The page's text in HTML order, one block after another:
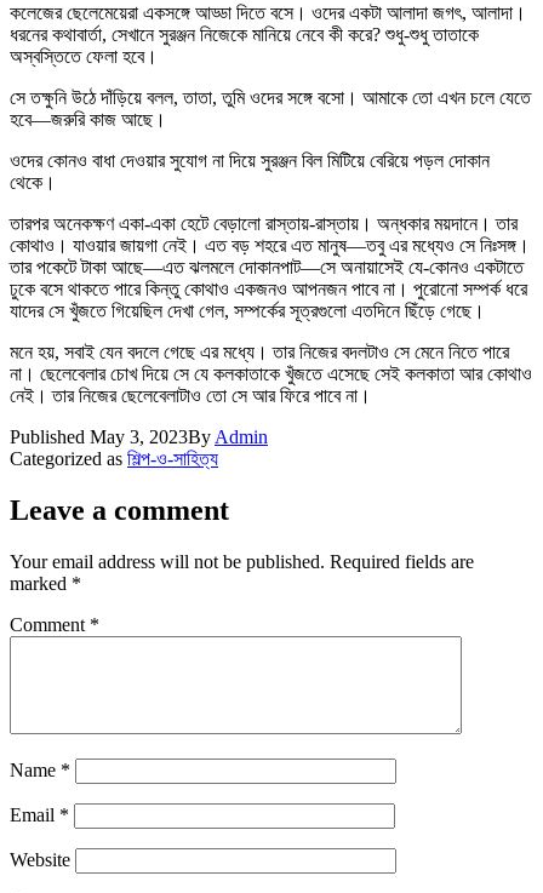
কলেজের ছেলেমেয়েরা একসঙ্গে আড্ডা দিতে বসে। ওদের একটা আলাদা জগৎ, আলাদা।
ধরনের কথাবার্তা, সেখানে সুরঞ্জন নিজেকে মানিয়ে নেবে কী করে? শুধু-শুধু তাতাকে
অস্বস্তিতে ফেলা হবে।
সে তক্ষুনি উঠে দাঁড়িয়ে বলল, তাতা, তুমি ওদের সঙ্গে বসো। আমাকে তো এখন চলে যেতে
হবে—জরুরি কাজ আছে।
ওদের কোনও বাধা দেওয়ার সুযোগ না দিয়ে সুরঞ্জন বিল মিটিয়ে বেরিয়ে পড়ল দোকান
থেকে।
তারপর অনেকক্ষণ একা-একা হেটে বেড়ালো রাস্তায়-রাস্তায়। অন্ধকার ময়দানে। তার
কোথাও। যাওয়ার জায়গা নেই। এত বড় শহরে এত মানুষ—তবু এর মধ্যেও সে নিঃসঙ্গ।
তার পকেটে টাকা আছে—এত ঝলমলে দোকানপাট—সে অনায়াসেই যে-কোনও একটাতে
ঢুকে বসে থাকতে পারে কিন্তু কোথাও একজনও আপনজন পাবে না। পুরোনো সম্পর্ক ধরে
যাদের সে খুঁজতে গিয়েছিল দেখা গেল, সম্পর্কের সূত্রগুলো এতদিনে ছিঁড়ে গেছে।
মনে হয়, সবাই যেন বদলে গেছে এর মধ্যে। তার নিজের বদলটাও সে মেনে নিতে পারে
না। ছেলেবেলার চোখ দিয়ে সে যে কলকাতাকে খুঁজতে এসেছে সেই কলকাতা আর কোথাও
নেই। তার নিজের ছেলেবেলাটাও তো সে আর ফিরে পাবে না।
Published May 3, 2023By Admin
Categorized as শিল্প-ও-সাহিত্য
Leave a comment
Your email address will not be published. Required fields are
marked *
Comment *
Name *
Email *
Website